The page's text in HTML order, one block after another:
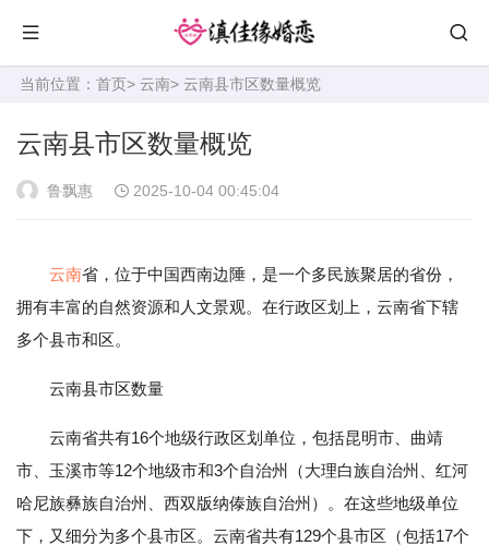
当前位置： 首页> 云南> 云南县市区数量概览
云南县市区数量概览
鲁飘惠 2025-10-04 00:45:04
云南省，位于中国西南边陲，是一个多民族聚居的省份，
拥有丰富的自然资源和人文景观。在行政区划上，云南省下辖
多个县市和区。
云南县市区数量
云南省共有16个地级行政区划单位，包括昆明市、曲靖
市、玉溪市等12个地级市和3个自治州（大理白族自治州、红河
哈尼族彝族自治州、西双版纳傣族自治州）。在这些地级单位
下，又细分为多个县市区。云南省共有129个县市区（包括17个